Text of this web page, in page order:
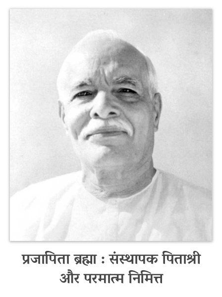
प्रजापिता ब्रह्मा : संस्थापक पिताश्री
और परमात्म निमित्त